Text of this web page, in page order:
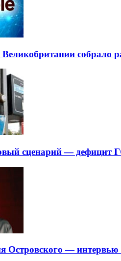
Великобритании собрало
сценарий — дефицит
Островского —